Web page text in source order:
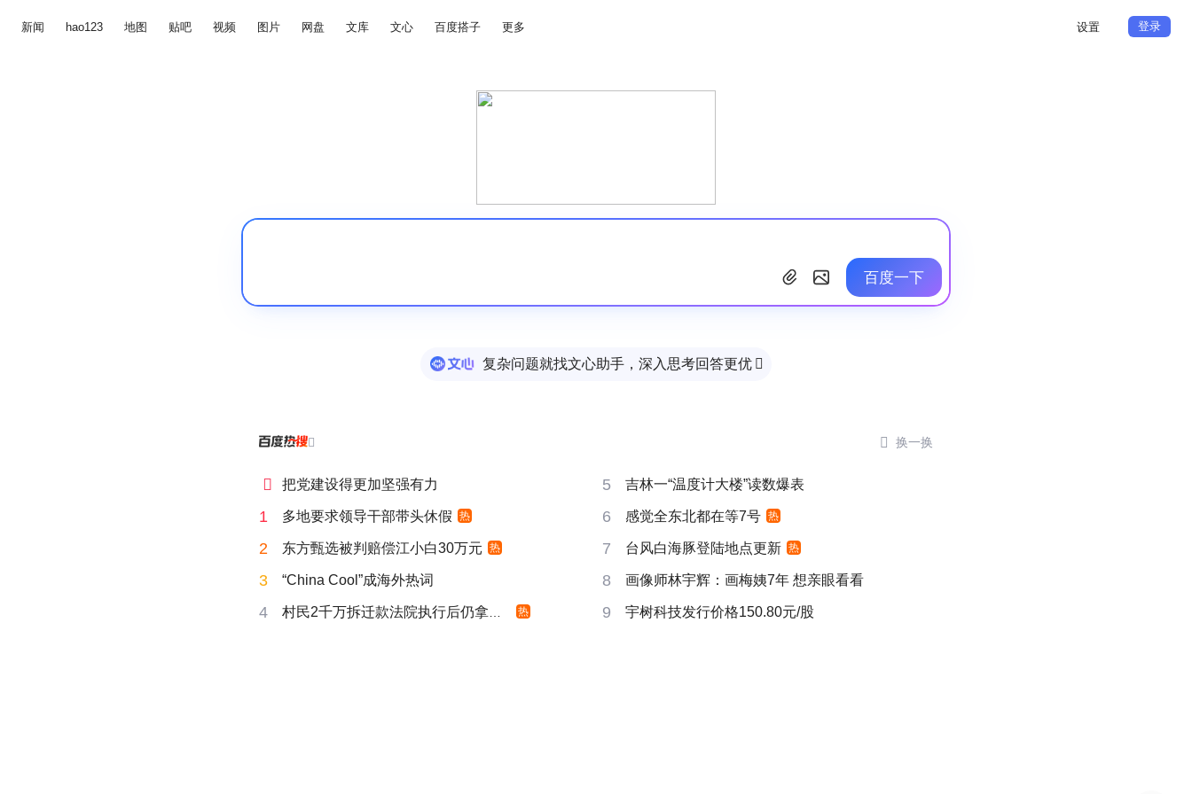
新闻 hao123 地图 贴吧 视频 图片 网盘 文库 文心 百度搭子 更多 设置 登录
百度一下
复杂问题就找文心助手，深入思考回答更优 
  换一换
 把党建设得更加坚强有力 5 吉林一“温度计大楼”读数爆表
1 多地要求领导干部带头休假 热 6 感觉全东北都在等7号 热
2 东方甄选被判赔偿江小白30万元 热 7 台风白海豚登陆地点更新 热
3 “China Cool”成海外热词 8 画像师林宇辉：画梅姨7年 想亲眼看看
4 村民2千万拆迁款法院执行后仍拿不到 热 9 宇树科技发行价格150.80元/股